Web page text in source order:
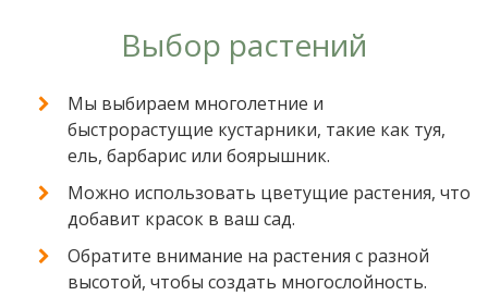
Выбор растений
Мы выбираем многолетние и
быстрорастущие кустарники, такие как туя,
ель, барбарис или боярышник.
Можно использовать цветущие растения, что
добавит красок в ваш сад.
Обратите внимание на растения с разной
высотой, чтобы создать многослойность.